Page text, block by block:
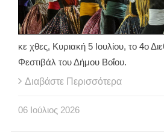
κε χθες, Κυριακή 5 Ιουλίου, το 4ο
Φεστιβάλ του Δήμου Βοΐου.
Διαβάστε Περισσότερα
06 Ιούλιος 2026